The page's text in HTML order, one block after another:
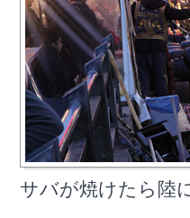
サバが焼けたら陸